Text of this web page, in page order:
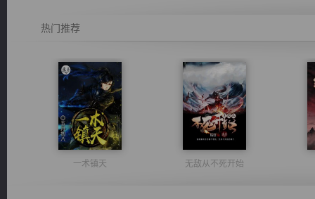
热门推荐
一术镇天 无敌从不死开始